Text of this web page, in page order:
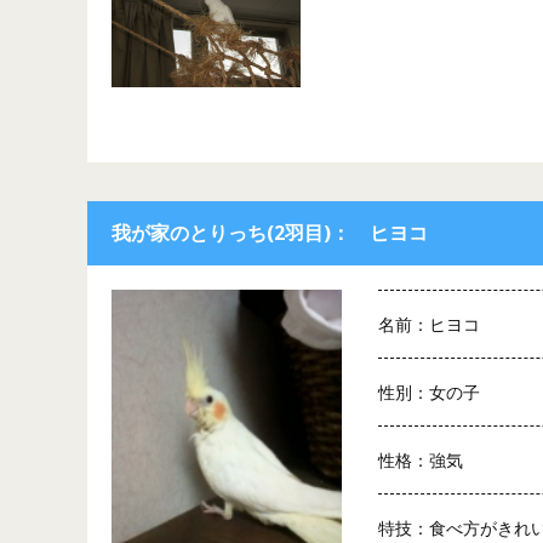
我が家のとりっち(2羽目)： ヒヨコ
名前：ヒヨコ
性別：女の子
性格：強気
特技：食べ方がきれ